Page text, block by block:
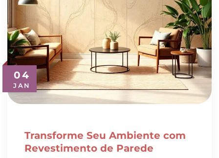
04
JAN
Transforme Seu Ambiente com
Revestimento de Parede